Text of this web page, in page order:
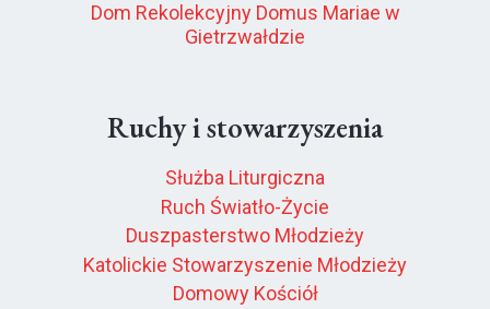
Dom Rekolekcyjny Domus Mariae w
Gietrzwałdzie
Ruchy i stowarzyszenia
Służba Liturgiczna
Ruch Światło-Życie
Duszpasterstwo Młodzieży
Katolickie Stowarzyszenie Młodzieży
Domowy Kościół